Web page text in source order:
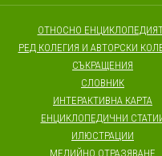
ОТНОСНО
РЕД КОЛЕГИЯ И АВТОРСКИ
СЪКРАЩЕНИЯ
СЛОВНИК
ИНТЕРАКТИВНА КАРТА
ЕНЦИКЛОПЕДИЧНИ
ИЛЮСТРАЦИИ
МЕДИЙНО ОТРАЗЯВАНЕ